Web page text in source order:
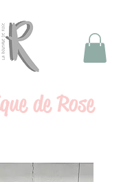
de Rose